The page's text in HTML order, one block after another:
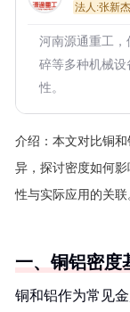
法人:张新杰
河南源通重工，
碎等多种机械
性。
介绍： 本文对比铜
异，探讨密度如何
性与实际应用的关联
一、铜铝密度
铜和铝作为常见